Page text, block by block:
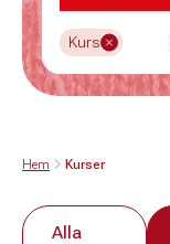
Kurs
Hem Kurser
Alla